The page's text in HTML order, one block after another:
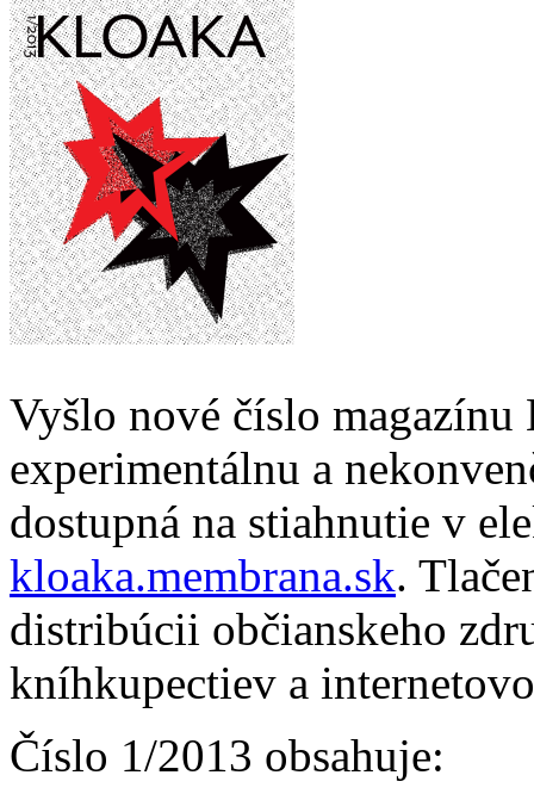
Vyšlo nové číslo magazínu
experimentálnu a
dostupná na stiahnutie v
kloaka.membrana.sk.
distribúcii občianskeho
kníhkupectiev a
Číslo 1/2013 obsahuje: